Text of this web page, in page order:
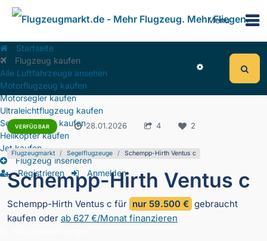
Menu
Startseite
Flugzeug kaufen
Alle Luftfahrzeuge ansehen
Motorflugzeug kaufen
Motorsegler kaufen
Ultraleichtflugzeug kaufen
Segelflugzeug kaufen
Helikopter kaufen
Jet kaufen
Flugzeug inserieren
Registrieren
Anmelden
VERFÜGBAR 28.01.2026 4.202
4 2
Flugzeugmarkt Segelflugzeuge Schempp-Hirth Ventus c
Schempp-Hirth Ventus c
Schempp-Hirth Ventus c für nur 59.500 € gebraucht
kaufen oder ab 627 €/Monat finanzieren